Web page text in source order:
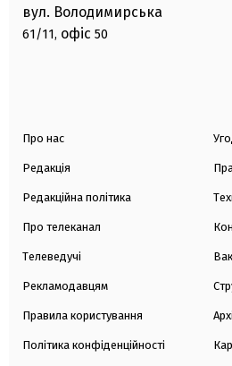
вул. Володимирська
61/11, офіс 50
Про нас
Редакція
Редакційна політика
Про телеканал
Телеведучі
Рекламодавцям
Правила користування
Політика конфіденційності